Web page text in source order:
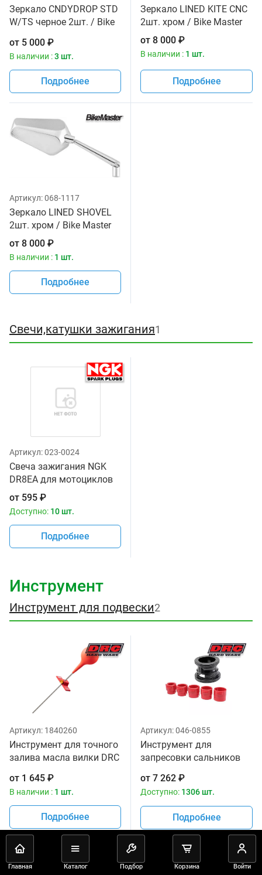
Зеркало CNDYDROP STD
W/TS черное 2шт. / Bike
от 5 000 ₽
В наличии :3 шт.
Подробнее
Зеркало LINED KITE CNC
2шт. хром / Bike Master
от 8 000 ₽
В наличии : 1 шт.
Подробнее
Артикул:068-1117
Зеркало LINED SHOVEL
2шт. хром / Bike Master
от 8 000 ₽
В наличии : 1 шт.
Подробнее
Свечи,катушки зажигания1
Артикул:023-0024
Свеча зажигания NGK
DR8EA для мотоциклов
от 595 ₽
Доступно: 10 шт.
Подробнее
Инструмент
Инструмент для подвески2
Артикул: 1840260
Инструмент для точного
залива масла вилки DRC
от 1 645 ₽
В наличии : 1 шт.
Подробнее
Артикул:046-0855
Инструмент для
запресовки сальников
005
от 7 262 ₽
Доступно: 1306 шт.
Подробнее
Инструмент для цепи3
Главная Каталог Подбор Корзина Войти